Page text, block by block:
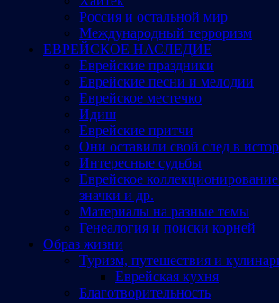
Россия и остальной мир
Международный терроризм
ЕВРЕЙСКОЕ НАСЛЕДИЕ
Еврейские праздники
Еврейские песни и мелодии
Еврейское местечко
Идиш
Еврейские притчи
Они оставили свой след в
Интересные судьбы
Еврейское
значки и др.
Материалы на разные темы
Генеалогия и поиски корней
Образ жизни
Туризм, путешествия и
Еврейская кухня
Благотворительность